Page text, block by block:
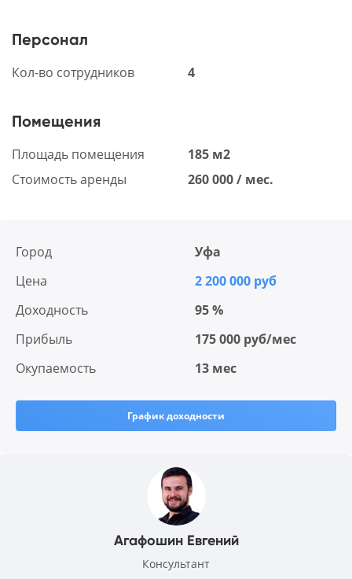
Персонал
Кол-во сотрудников 4
Помещения
Площадь помещения
185 м2
Стоимость аренды
260 000 / мес.
Город
Уфа
Цена
2 200 000 руб
Доходность
95 %
Прибыль
175 000 руб/мес
Окупаемость
13 мес
График доходности
Агафошин Евгений
Консультант